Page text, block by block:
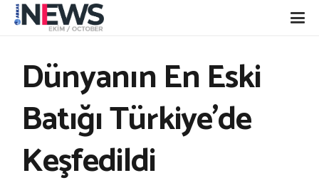
Dünyanın En Eski
Batığı Türkiye’de
Keşfedildi